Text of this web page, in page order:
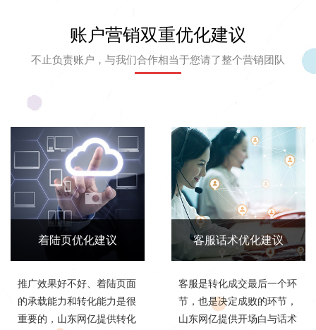
账户营销双重优化建议
不止负责账户，与我们合作相当于您请了整个营销团队
着陆页优化建议
推广效果好不好、着陆页面
的承载能力和转化能力是很
重要的，山东网亿提供转化
客服话术优化建议
客服是转化成交最后一个环
节，也是决定成败的环节，
山东网亿提供开场白与话术